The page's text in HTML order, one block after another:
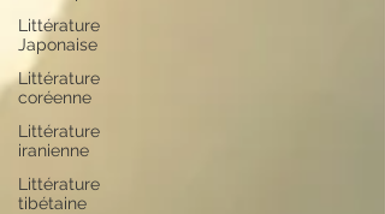
Littérature
Japonaise
Littérature
coréenne
Littérature
iranienne
Littérature
tibétaine